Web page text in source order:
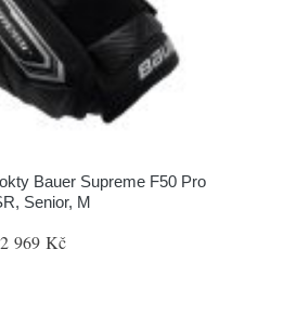
Bauer Supreme F50 Pro
Senior, M
2 969 Kč